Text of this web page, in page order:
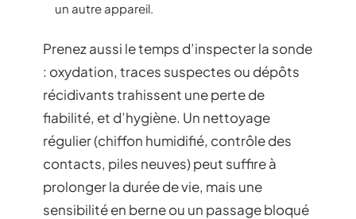
un autre appareil.
Prenez aussi le temps d’inspecter la sonde
: oxydation, traces suspectes ou dépôts
récidivants trahissent une perte de
fiabilité, et d’hygiène. Un nettoyage
régulier (chiffon humidifié, contrôle des
contacts, piles neuves) peut suffire à
prolonger la durée de vie, mais une
sensibilité en berne ou un passage bloqué